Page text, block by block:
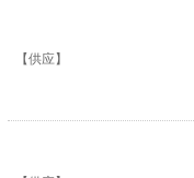
【供应】